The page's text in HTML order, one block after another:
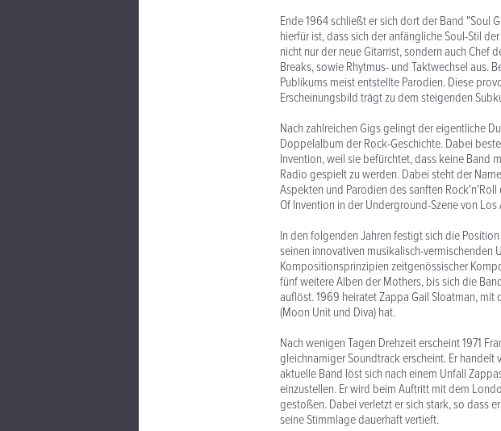
Ende 1964 schließt er sich dort der Band "Soul
hierfür ist, dass sich der anfängliche Soul-Stil
nicht nur der neue Gitarrist, sondern auch Chef
Breaks, sowie Rhytmus- und Taktwechsel aus.
Publikums meist entstellte Parodien. Diese
Erscheinungsbild trägt zu dem steigenden
Nach zahlreichen Gigs gelingt der eigentliche
Doppelalbum der Rock-Geschichte. Dabei
Invention, weil sie befürchtet, dass keine Band
Radio gespielt zu werden. Dabei steht der
Aspekten und Parodien des sanften
Of Invention in der Underground-Szene von
In den folgenden Jahren festigt sich die
seinen innovativen musikalisch-vermischenden
Kompositionsprinzipien zeitgenössischer
fünf weitere Alben der Mothers, bis sich die
auflöst. 1969 heiratet Zappa Gail Sloatman, mit
(Moon Unit und Diva) hat.
Nach wenigen Tagen Drehzeit erscheint 1971
gleichnamiger Soundtrack erscheint. Er
aktuelle Band löst sich nach einem Unfall
einzustellen. Er wird beim Auftritt mit dem
gestoßen. Dabei verletzt er sich stark, so dass
seine Stimmlage dauerhaft vertieft.